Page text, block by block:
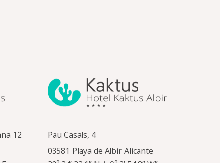
12
Pau Casals, 4
03581 Playa de Albir Alicante